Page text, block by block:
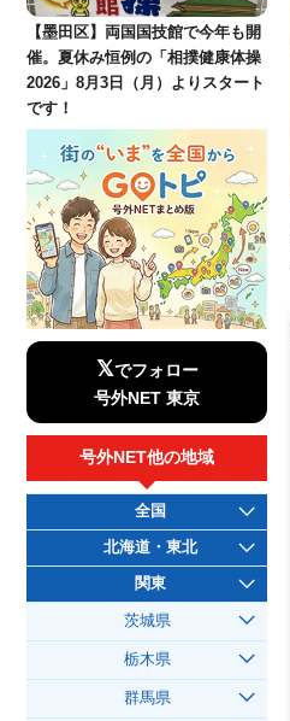
【墨田区】両国国技館で今年も開
催。夏休み恒例の「相撲健康体操
2026」8月3日（月）よりスタート
です！
𝕏でフォロー
号外NET 東京
号外NET他の地域
全国
北海道・東北
関東
茨城県
栃木県
群馬県